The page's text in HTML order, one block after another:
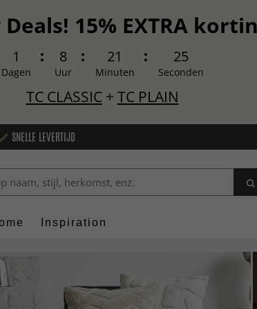
15% EXTRA
1
Dagen
8
Uur
21
Minuten
23
Seconden
TC CLASSIC+ TC PLAIN
SNELLE LEVERTIJD
Inspiration